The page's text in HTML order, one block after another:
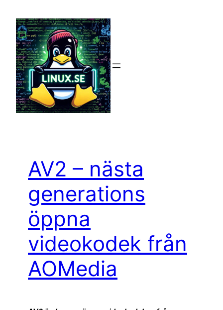
innehåll
AV2 – nästa
generations
öppna
videokodek från
AOMedia